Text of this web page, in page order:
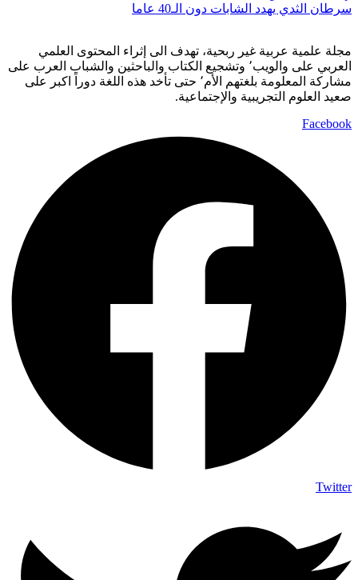
سرطان الثدي يهدد الشابات دون الـ40 عاما
مجلة علمية عربية غير ربحية، تهدف الى إثراء المحتوى العلمي
العربي على والويب٬ وتشجيع الكتاب والباحثين والشباب العرب على
مشاركة المعلومة بلغتهم الأم٬ حتى تأخد هذه اللغة دوراً اكبر على
صعيد العلوم التجريبية والإجتماعية.
Facebook
Twitter